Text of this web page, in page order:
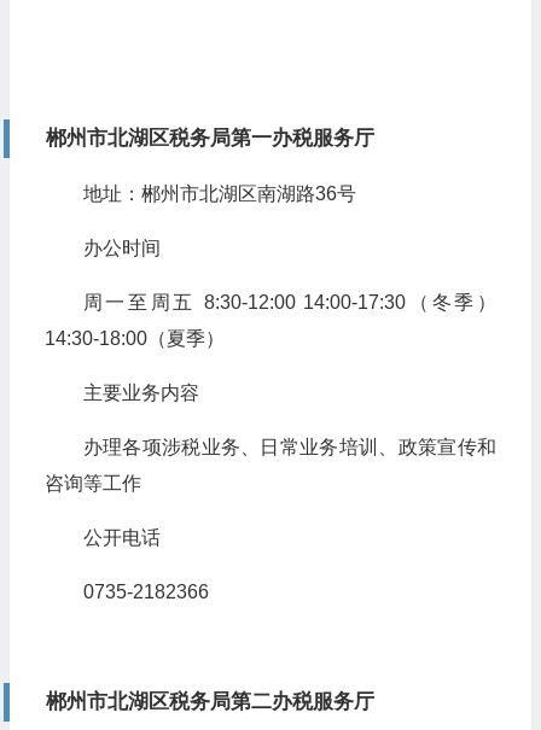
郴州市北湖区税务局第一办税服务厅
地址：郴州市北湖区南湖路36号
办公时间
周一至周五 8:30-12:00 14:00-17:30（冬季）
14:30-18:00（夏季）
主要业务内容
办理各项涉税业务、日常业务培训、政策宣传和
咨询等工作
公开电话
0735-2182366
郴州市北湖区税务局第二办税服务厅